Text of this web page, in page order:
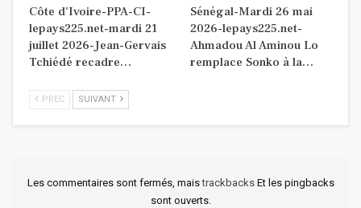
Côte d’Ivoire-PPA-CI-
lepays225.net-mardi 21
juillet 2026-Jean-Gervais
Tchiédé recadre…
Sénégal-Mardi 26 mai
2026-lepays225.net-
Ahmadou Al Aminou Lo
remplace Sonko à la…
PREC SUIVANT
Les commentaires sont fermés, maistrackbacks Et les pingbacks
sont ouverts.